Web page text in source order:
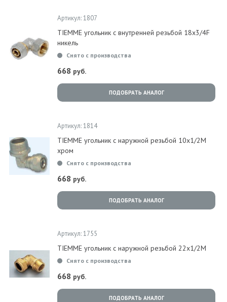
Артикул: 1807
TIEMME угольник с внутренней резьбой 18x3/4F
никель
Снято с производства
668 руб.
ПОДОБРАТЬ АНАЛОГ
Артикул: 1814
TIEMME угольник с наружной резьбой 10x1/2M
хром
Снято с производства
668 руб.
ПОДОБРАТЬ АНАЛОГ
Артикул: 1755
TIEMME угольник с наружной резьбой 22x1/2M
Снято с производства
668 руб.
ПОДОБРАТЬ АНАЛОГ